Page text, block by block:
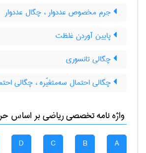
جرم مخصوص عددوار ، چگال عددوار
پایین آوردن غلظت
چگالی تانسوری
چگالی احتمال سه‌متغیّره ، چگالی
واژه نامه تخصصیرياضیبر اساس
A
B
C
D